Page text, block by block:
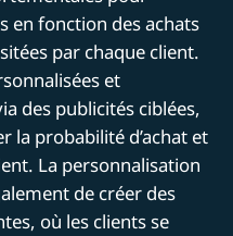
en fonction des achats
par chaque client.
et
des publicités ciblées,
la probabilité d’achat et
La personnalisation
de créer des
où les clients se